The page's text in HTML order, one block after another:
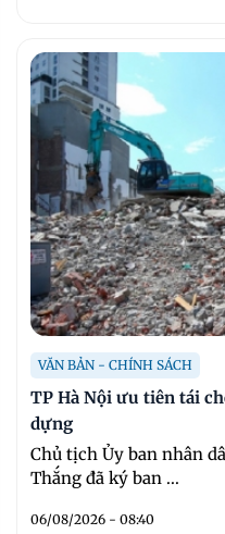
VĂN BẢN - CHÍNH SÁCH
TP Hà Nội ưu tiên tái
dựng
Chủ tịch Ủy ban nhân
Thắng đã ký ban ...
06/08/2026 - 08:40